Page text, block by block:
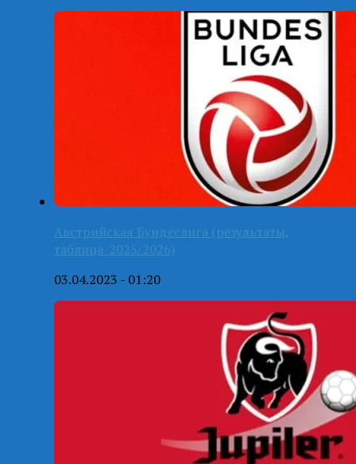
Австрийская Бундеслига (результаты,
таблица-2025/2026)
03.04.2023 - 01:20